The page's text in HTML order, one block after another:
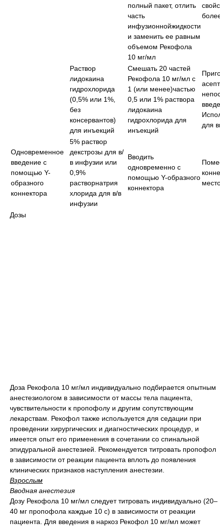
полный пакет, отлить
часть
инфузионнойжидкости
и заменить ее равным
объемом Рекофола
10 мг/мл
Раствор
лидокаина
гидрохлорида
(0,5% или 1%,
без
консервантов)
для инъекций
Смешать 20 частей
Рекофола 10 мг/мл с
1 (или менее)частью
0,5 или 1% раствора
лидокаина
гидрохлорида для
инъекций
для
Одновременное
введение с
помощью Y-
образного
коннектора
5% раствор
декстрозы для в/
в инфузии или
0,9%
растворнатрия
хлорида для в/в
инфузии
Вводить
одновременно с
помощью Y-образного
коннектора
Дозы
Доза Рекофола 10 мг/мл индивидуально подбирается опытным
анестезиологом в зависимости от массы тела пациента,
чувствительности к пропофолу и другим сопутствующим
лекарствам. Рекофол также используется для седации при
проведении хирургических и диагностических процедур, и
имеется опыт его применения в сочетании со спинальной
эпидуральной анестезией. Рекомендуется титровать пропофол
в зависимости от реакции пациента вплоть до появления
клинических признаков наступления анестезии.
Взрослым
Вводная анестезия
Дозу Рекофола 10 мг/мл следует титровать индивидуально (20–
40 мг пропофола каждые 10 с) в зависимости от реакции
пациента. Для введения в наркоз Рекофол 10 мг/мл может